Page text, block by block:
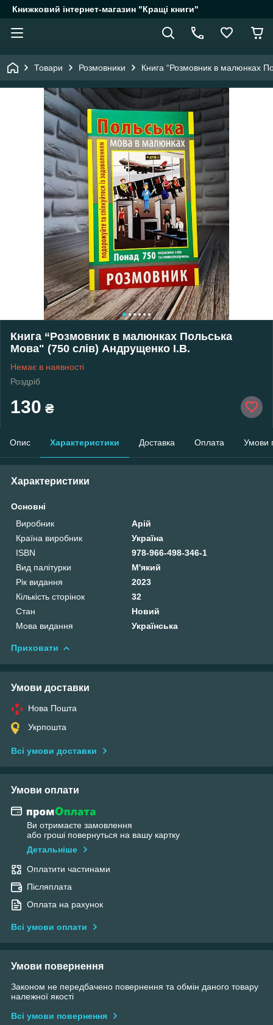
Книжковий інтернет-магазин "Кращі книги"
Товари Розмовники Книга “Розмовник в малюнках
Книга “Розмовник в малюнках Польська
Мова" (750 слів) Андрущенко І.В.
Немає в наявності
Роздріб
130 ₴
Опис Характеристики Доставка Оплата Умови
Характеристики
Основні
Виробник
Арій
Країна виробник
Україна
ISBN
978-966-498-346-1
Вид палітурки
М'який
Рік видання
2023
Кількість сторінок
32
Стан
Новий
Мова видання
Українська
Приховати
Умови доставки
Нова Пошта
Укрпошта
Всі умови доставки
Умови оплати
Ви отримаєте замовлення
або гроші повернуться на вашу картку
Детальніше
Оплатити частинами
Післяплата
Оплата на рахунок
Всі умови оплати
Умови повернення
Законом не передбачено повернення та обмін даного товару
належної якості
Всі умови повернення